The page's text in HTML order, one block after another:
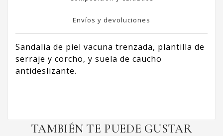
Envíos y devoluciones
Sandalia de piel vacuna trenzada, plantilla de
serraje y corcho, y suela de caucho
antideslizante.
TAMBIÉN TE PUEDE GUSTAR